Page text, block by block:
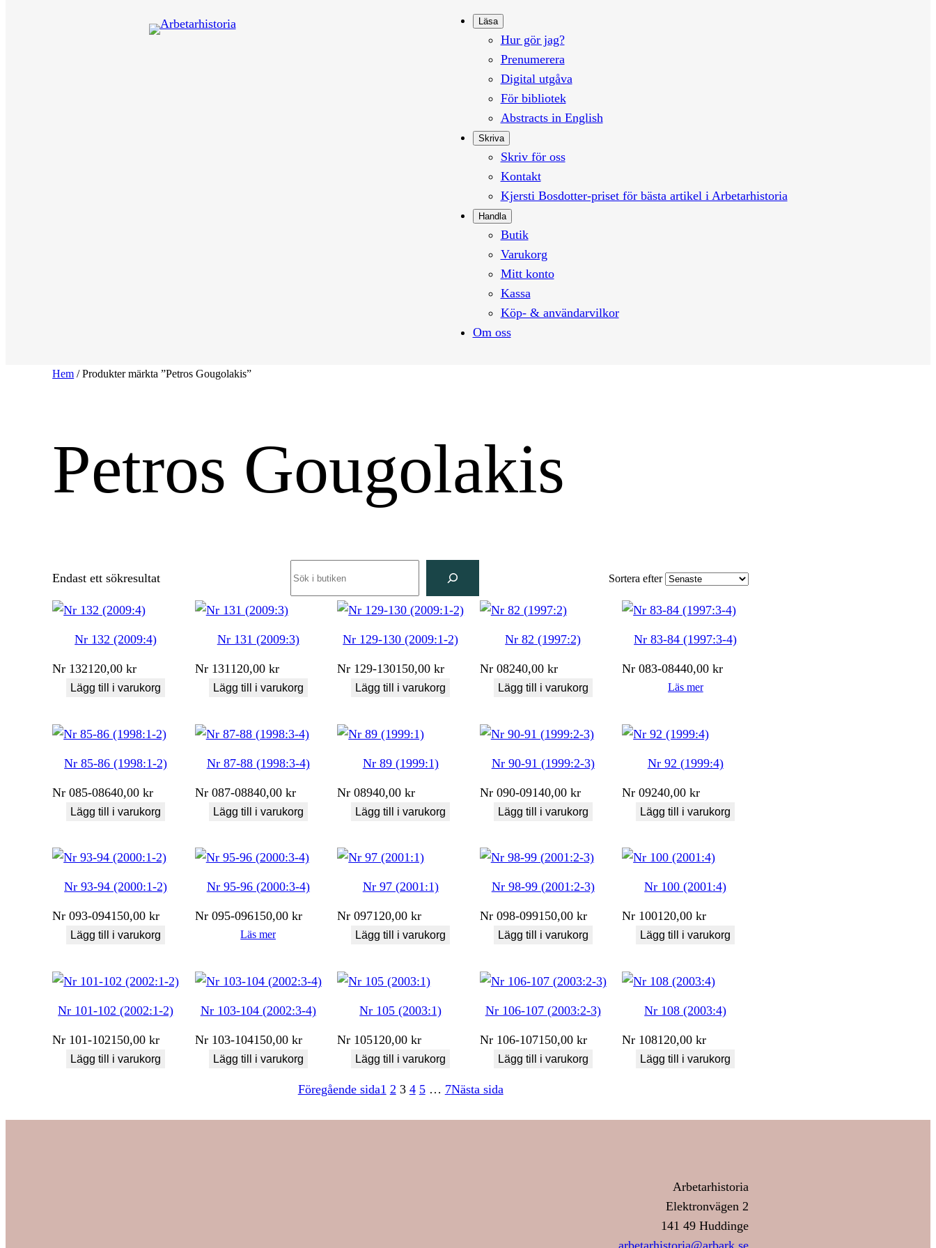
Läsa
Hur gör jag?
Prenumerera
Digital utgåva
För bibliotek
Abstracts in English
Skriva
Skriv för oss
Kontakt
Kjersti Bosdotter-priset för bästa artikel i Arbetarhistoria
Handla
Butik
Varukorg
Mitt konto
Kassa
Köp- & användarvilkor
Om oss
Hem / Produkter märkta ”Petros Gougolakis”
Petros Gougolakis
Endast ett sökresultat Sortera efter
Nr 132 (2009:4)
Nr 132120,00kr
Lägg till i varukorg
Nr 131 (2009:3)
Nr 131120,00 kr
Lägg till i varukorg
Nr 129-130 (2009:1-2)
Nr 129-130150,00kr
Lägg till i varukorg
Nr 82 (1997:2)
Nr 08240,00 kr
Lägg till i varukorg
Nr 83-84 (1997:3-4)
Nr 083-08440,00kr
Läs mer
Nr 85-86 (1998:1-2)
Nr 085-08640,00kr
Lägg till i varukorg
Nr 87-88 (1998:3-4)
Nr 087-08840,00 kr
Lägg till i varukorg
Nr 89 (1999:1)
Nr 08940,00kr
Lägg till i varukorg
Nr 90-91 (1999:2-3)
Nr 090-09140,00 kr
Lägg till i varukorg
Nr 92 (1999:4)
Nr 09240,00kr
Lägg till i varukorg
Nr 93-94 (2000:1-2)
Nr 093-094150,00kr
Lägg till i varukorg
Nr 95-96 (2000:3-4)
Nr 095-096150,00 kr
Läs mer
Nr 97 (2001:1)
Nr 097120,00kr
Lägg till i varukorg
Nr 98-99 (2001:2-3)
Nr 098-099150,00 kr
Lägg till i varukorg
Nr 100 (2001:4)
Nr 100120,00kr
Lägg till i varukorg
Nr 101-102 (2002:1-2)
Nr 101-102150,00kr
Lägg till i varukorg
Nr 103-104 (2002:3-4)
Nr 103-104150,00 kr
Lägg till i varukorg
Nr 105 (2003:1)
Nr 105120,00kr
Lägg till i varukorg
Nr 106-107 (2003:2-3)
Nr 106-107150,00 kr
Lägg till i varukorg
Nr 108 (2003:4)
Nr 108120,00kr
Lägg till i varukorg
Föregående sida1 2 3 4 5 … 7Nästa sida
Arbetarhistoria
Elektronvägen 2
141 49 Huddinge
arbetarhistoria@arbark.se